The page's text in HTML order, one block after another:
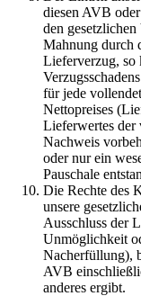
diesen AVB
den
Mahnung durch
Lieferverzug, so
für jede
Nettopreises
Lieferwertes der
Nachweis
oder nur ein
Pauschale
Die Rechte des
unsere
Ausschluss der
Unmöglichkeit
Nacherfüllung),
AVB
anderes ergibt.